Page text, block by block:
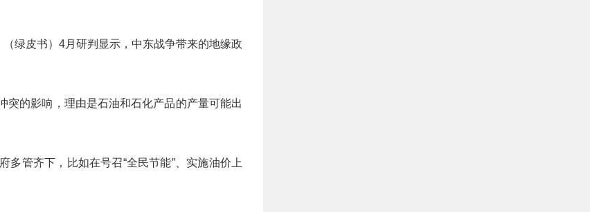
绿皮书）4月研判显示，中东战争带来的地缘政
突的影响，理由是石油和石化产品的产量可能出
管齐下，比如在号召“全民节能”、实施油价上